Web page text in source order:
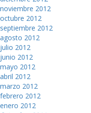
noviembre 2012
octubre 2012
septiembre 2012
agosto 2012
julio 2012
junio 2012
mayo 2012
abril 2012
marzo 2012
febrero 2012
enero 2012